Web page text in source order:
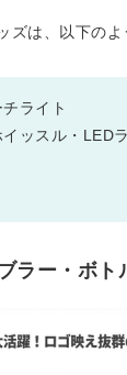
は、以下のよ
ライト
ッスル・LED
ラー・ボト